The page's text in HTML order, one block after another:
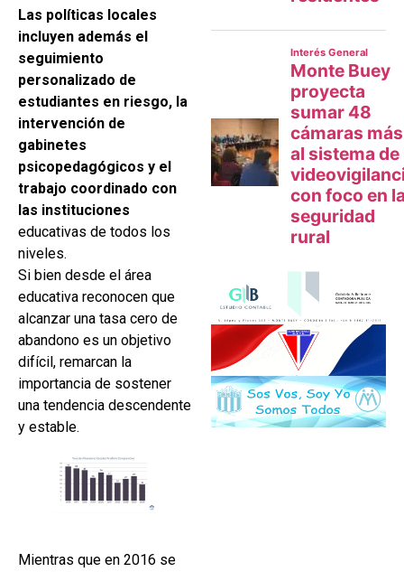
Las políticas locales
incluyen además el
seguimiento
personalizado de
estudiantes en riesgo, la
intervención de
gabinetes
psicopedagógicos y el
trabajo coordinado con
las instituciones
educativas de todos los
niveles.
Si bien desde el área
educativa reconocen que
alcanzar una tasa cero de
abandono es un objetivo
difícil, remarcan la
importancia de sostener
una tendencia descendente
y estable.
Mientras que en 2016 se